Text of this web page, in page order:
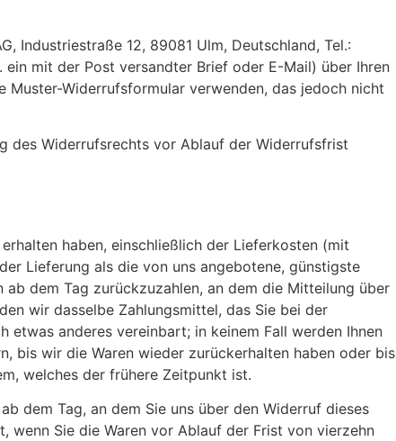
Industriestraße 12, 89081 Ulm, Deutschland, Tel.:
mit der Post versandter Brief oder E-Mail) über Ihren
Widerrufsformular verwenden, das jedoch nicht
des Widerrufsrechts vor Ablauf der Widerrufsfrist
haben, einschließlich der Lieferkosten (mit
Lieferung als die von uns angebotene, günstigste
dem Tag zurückzuzahlen, an dem die Mitteilung über
wir dasselbe Zahlungsmittel, das Sie bei der
etwas anderes vereinbart; in keinem Fall werden Ihnen
bis wir die Waren wieder zurückerhalten haben oder bis
welches der frühere Zeitpunkt ist.
dem Tag, an dem Sie uns über den Widerruf dieses
wenn Sie die Waren vor Ablauf der Frist von vierzehn